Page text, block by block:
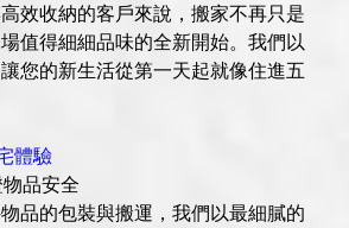
效收納的客戶來說，搬家不再只是
值得細細品味的全新開始。我們以
您的新生活從第一天起就像住進五
體驗
品安全
品的包裝與搬運，我們以最細膩的